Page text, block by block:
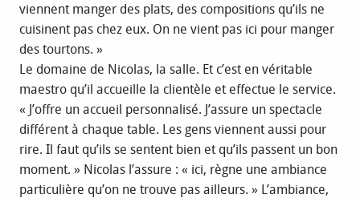
viennent manger des plats, des compositions qu’ils ne
cuisinent pas chez eux. On ne vient pas ici pour manger
des tourtons. »
Le domaine de Nicolas, la salle. Et c’est en véritable
maestro qu’il accueille la clientèle et effectue le service.
« J’offre un accueil personnalisé. J’assure un spectacle
différent à chaque table. Les gens viennent aussi pour
rire. Il faut qu’ils se sentent bien et qu’ils passent un bon
moment. » Nicolas l’assure : « ici, règne une ambiance
particulière qu’on ne trouve pas ailleurs. » L’ambiance,